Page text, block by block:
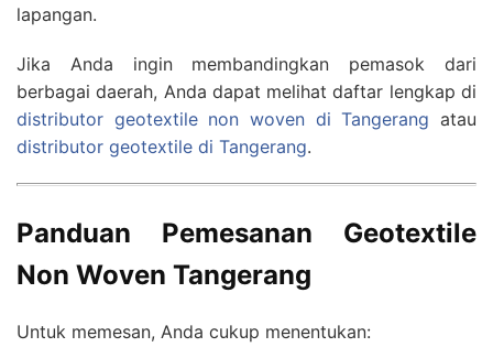
lapangan.
Jika Anda ingin membandingkan pemasok dari
berbagai daerah, Anda dapat melihat daftar lengkap di
distributor geotextile non woven di Tangerang atau
distributor geotextile di Tangerang.
Panduan Pemesanan Geotextile
Non Woven Tangerang
Untuk memesan, Anda cukup menentukan: